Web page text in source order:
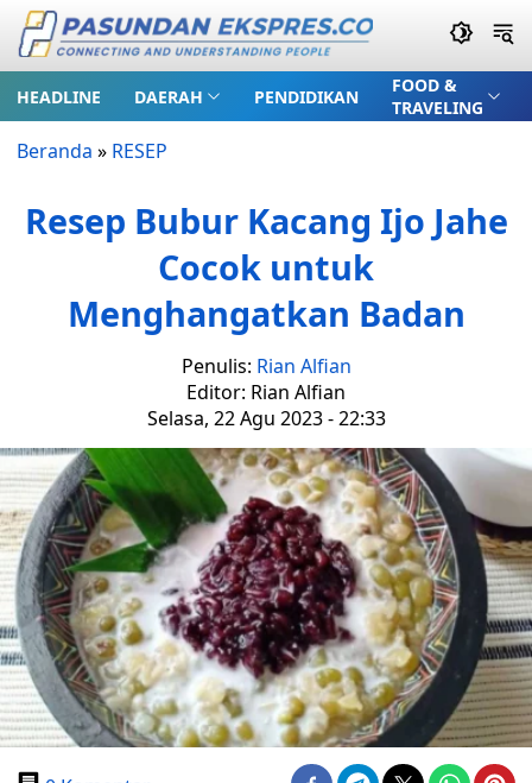
HEADLINE DAERAH PENDIDIKAN
FOOD &
TRAVELING
Beranda » RESEP
Resep Bubur Kacang Ijo Jahe
Cocok untuk
Menghangatkan Badan
Penulis: Rian Alfian
Editor: Rian Alfian
Selasa, 22 Agu 2023 - 22:33